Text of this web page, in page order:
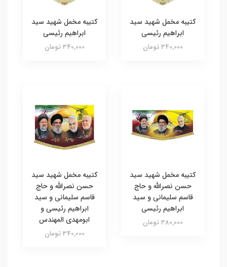
کتیبه مخمل شهید سید
ابراهیم رئیسی
340,000 تومان
کتیبه مخمل شهید سید
ابراهیم رئیسی
340,000 تومان
کتیبه مخمل شهید سید
حسن نصرالله و حاج
قاسم سلیمانی و سید
ابراهیم رئیسی
380,000 تومان
کتیبه مخمل شهید سید
حسن نصرالله و حاج
قاسم سلیمانی و سید
ابراهیم رئیسی و
ابومهدی المهندس
340,000 تومان